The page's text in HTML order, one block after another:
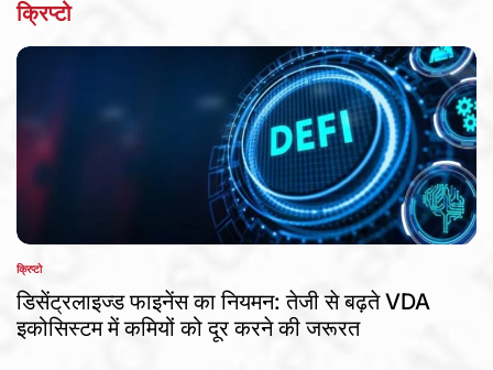
क्रिप्टो
POSTED
IN
क्रिप्टो
डिसेंट्रलाइज्ड फाइनेंस का नियमन: तेजी से बढ़ते VDA
इकोसिस्टम में कमियों को दूर करने की जरूरत